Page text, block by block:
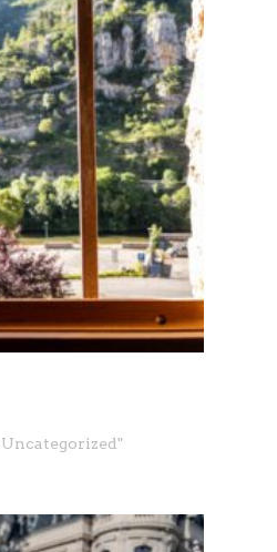
Uncategorized"